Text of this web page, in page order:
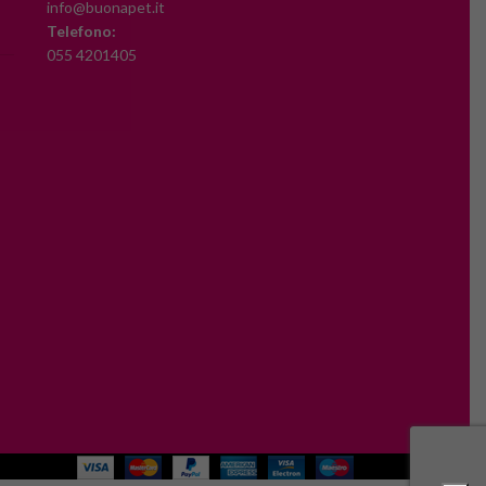
info@buonapet.it
Telefono:
055 4201405